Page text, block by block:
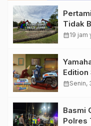
Tidak
Migas
calendar_month19 jam
Edition
Retro
calendar_monthSenin,
Basmi
Polres